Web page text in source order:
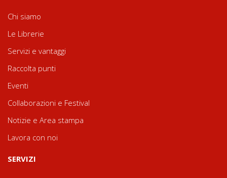
Chi siamo
Le Librerie
Servizi e vantaggi
Raccolta punti
Eventi
Collaborazioni e Festival
Notizie e Area stampa
Lavora con noi
SERVIZI